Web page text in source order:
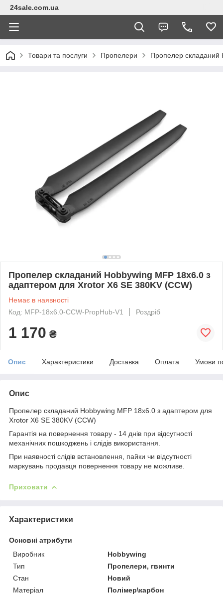
24sale.com.ua
Товари та послуги Пропелери Пропелер складаний
Пропелер складаний Hobbywing MFP 18x6.0 з
адаптером для Xrotor X6 SE 380KV (CCW)
Немає в наявності
Код: MFP-18x6.0-CCW-PropHub-V1
Роздріб
1 170 ₴
Опис Характеристики Доставка Оплата Умови
Опис
Пропелер складаний Hobbywing MFP 18x6.0 з адаптером для
Xrotor X6 SE 380KV (CCW)
Гарантія на повернення товару - 14 днів при відсутності
механічних пошкоджень і слідів використання.
При наявності слідів встановлення, пайки чи відсутності
маркувань продавця повернення товару не можливе.
Приховати
Характеристики
Основні атрибути
Виробник
Hobbywing
Тип
Пропелери, гвинти
Стан
Новий
Матеріал
Полімер\карбон